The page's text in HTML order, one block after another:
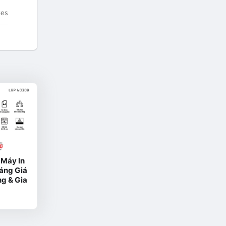
In
Giá
& Gia